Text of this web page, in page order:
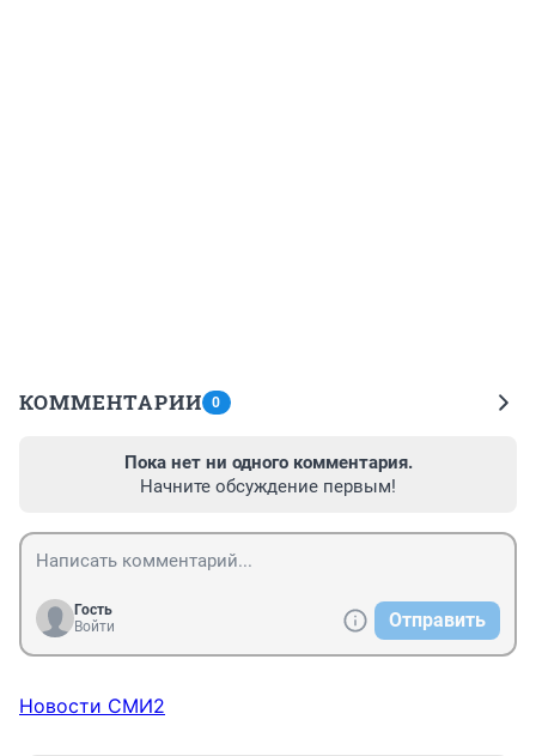
КОММЕНТАРИИ 0
Пока нет ни одного комментария.
Начните обсуждение первым!
Гость
Войти
Отправить
Новости СМИ2